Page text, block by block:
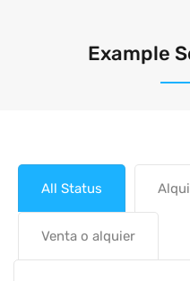
Example
All Status
Venta o alquier